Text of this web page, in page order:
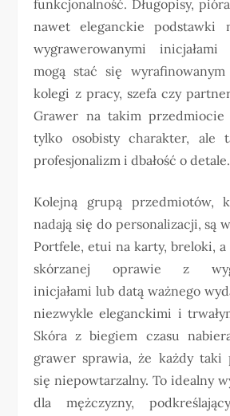
funkcjonalność. Długopisy,
nawet eleganckie podstawki
wygrawerowanymi
mogą stać się
kolegi z pracy, szefa czy
Grawer na takim
tylko osobisty charakter, ale
profesjonalizm i dbałość o detale.
Kolejną grupą przedmiotów,
nadają się do personalizacji, są
Portfele, etui na karty, breloki,
skórzanej oprawie z
inicjałami lub datą ważnego
niezwykle eleganckimi i
Skóra z biegiem czasu
grawer sprawia, że każdy taki
się niepowtarzalny. To idealny
dla mężczyzny,